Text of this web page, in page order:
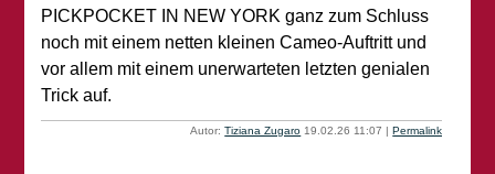
PICKPOCKET IN NEW YORK ganz zum Schluss
noch mit einem netten kleinen Cameo-Auftritt und
vor allem mit einem unerwarteten letzten genialen
Trick auf.
Autor:Tiziana Zugaro 19.02.26 11:07 |Permalink